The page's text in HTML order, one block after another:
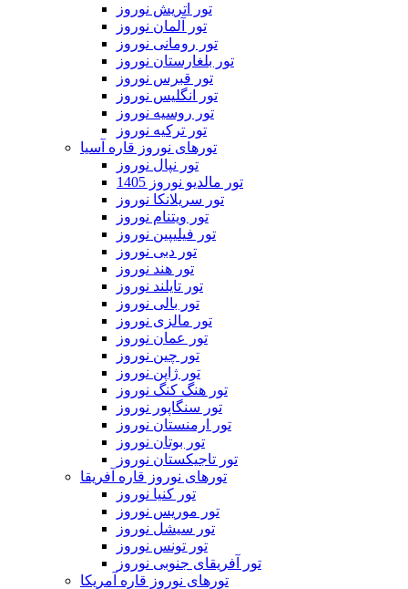
تور اتریش نوروز
تور آلمان نوروز
تور رومانی نوروز
تور بلغارستان نوروز
تور قبرس نوروز
تور انگلیس نوروز
تور روسیه نوروز
تور ترکیه نوروز
تورهای نوروز قاره آسیا
تور نپال نوروز
تور مالدیو نوروز 1405
تور سریلانکا نوروز
تور ویتنام نوروز
تور فیلیپین نوروز
تور دبی نوروز
تور هند نوروز
تور تایلند نوروز
تور بالی نوروز
تور مالزی نوروز
تور عمان نوروز
تور چین نوروز
تور ژاپن نوروز
تور هنگ کنگ نوروز
تور سنگاپور نوروز
تور ارمنستان نوروز
تور بوتان نوروز
تور تاجیکستان نوروز
تورهای نوروز قاره آفریقا
تور کنیا نوروز
تور موریس نوروز
تور سیشل نوروز
تور تونس نوروز
تور آفریقای جنوبی نوروز
تورهای نوروز قاره آمریکا